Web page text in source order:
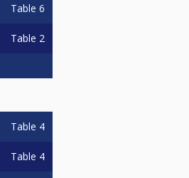
Table 6
Table 2
Table 4
Table 4